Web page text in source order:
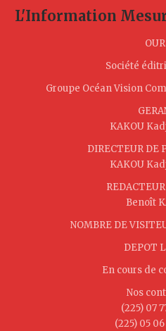
L'Information
Société
Groupe Océan Vision
KAKOU
DIRECTEUR DE
KAKOU
Benoît
NOMBRE DE
DEPOT
En cours de
Nos
(225) 07
(225) 05 06